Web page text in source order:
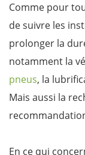
Comme pour
de suivre les
prolonger la
notamment la
pneus, la
Mais aussi la
En ce qui